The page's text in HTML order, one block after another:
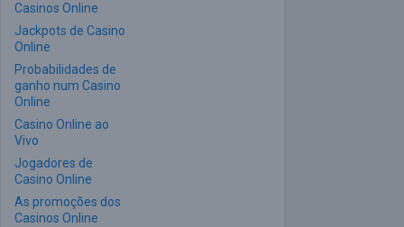
Casinos Online
Jackpots de Casino
Online
Probabilidades de
ganho num Casino
Online
Casino Online ao
Vivo
Jogadores de
Casino Online
As promoções dos
Casinos Online